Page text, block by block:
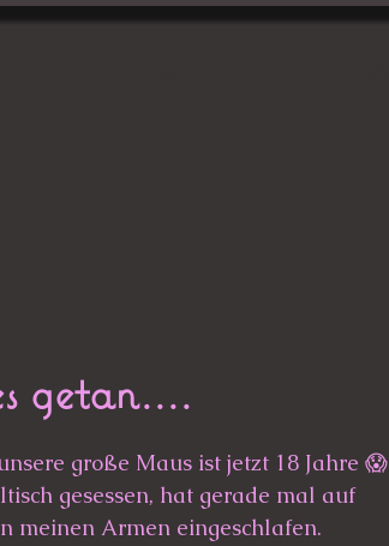
getan....
große Maus ist jetzt 18 Jahre 😱
gesessen, hat gerade mal auf
meinen Armen eingeschlafen.